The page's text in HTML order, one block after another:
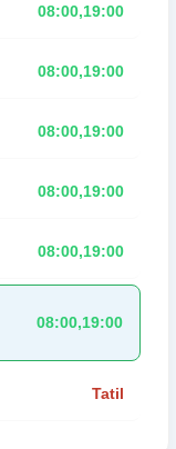
08:00,19:00
08:00,19:00
08:00,19:00
08:00,19:00
08:00,19:00
08:00,19:00
Tatil